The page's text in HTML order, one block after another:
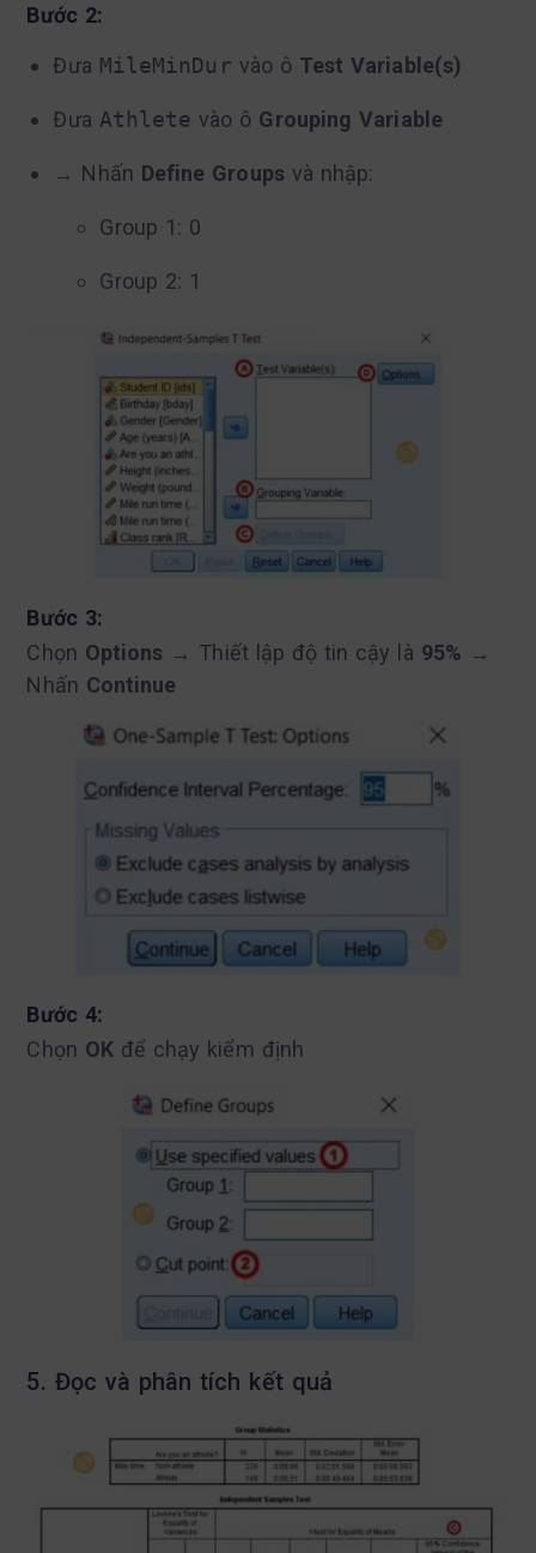
Bước 2:
Đưa MileMinDur vào ô Test Variable(s)
Đưa Athlete vào ô Grouping Variable
→ Nhấn Define Groups và nhập:
Group 1: 0
Group 2: 1
Bước 3:
Chọn Options → Thiết lập độ tin cậy là 95% →
Nhấn Continue
Bước 4:
Chọn OKđể chạy kiểm định
5. Đọc và phân tích kết quả